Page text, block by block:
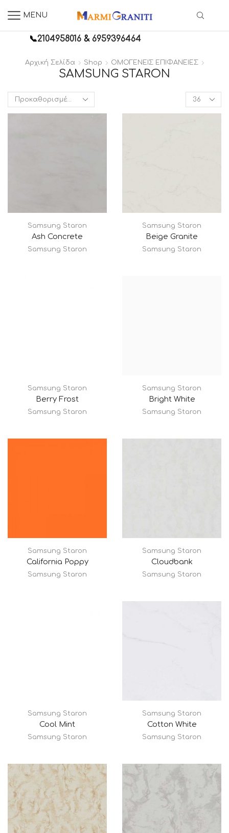
MENU
📞2104958016 &6959396464
Αρχική Σελίδα Shop ΟΜΟΓΕΝΕΙΣ ΕΠΙΦΑΝΕΙΕΣ
SAMSUNG STARON
Products
per
page
Samsung Staron
Ash Concrete
Samsung Staron
Samsung Staron
Beige Granite
Samsung Staron
Samsung Staron
Berry Frost
Samsung Staron
Samsung Staron
Bright White
Samsung Staron
Samsung Staron
California Poppy
Samsung Staron
Samsung Staron
Cloudbank
Samsung Staron
Samsung Staron
Cool Mint
Samsung Staron
Samsung Staron
Cotton White
Samsung Staron